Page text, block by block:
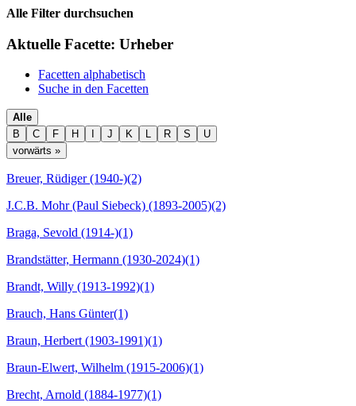
Alle Filter durchsuchen
Aktuelle Facette: Urheber
Facetten alphabetisch
Suche in den Facetten
Alle
B
C F H J K L R S
U
vorwärts »
Breuer, Rüdiger (1940-)(2)
J.C.B. Mohr (Paul Siebeck) (1893-2005)(2)
Braga, Sevold (1914-)(1)
Brandstätter, Hermann (1930-2024)(1)
Brandt, Willy (1913-1992)(1)
Brauch, Hans Günter(1)
Braun, Herbert (1903-1991)(1)
Braun-Elwert, Wilhelm (1915-2006)(1)
Brecht, Arnold (1884-1977)(1)